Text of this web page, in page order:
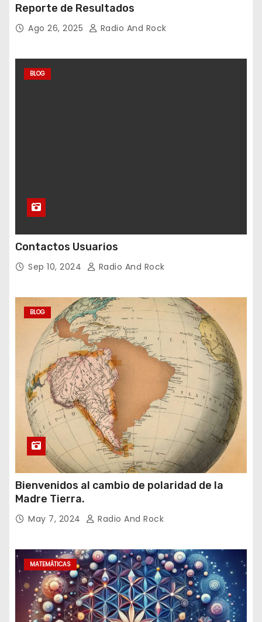
Reporte de Resultados
Ago 26, 2025 Radio And Rock
BLOG
Contactos Usuarios
Sep 10, 2024 Radio And Rock
BLOG
Bienvenidos al cambio de polaridad de la
Madre Tierra.
May 7, 2024 Radio And Rock
MATEMÁTICAS